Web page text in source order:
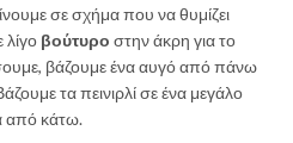
σε σχήμα που να θυμίζει
λίγο βούτυρο στην άκρη για το
βάζουμε ένα αυγό από πάνω
τα πεινιρλί σε ένα μεγάλο
από κάτω.